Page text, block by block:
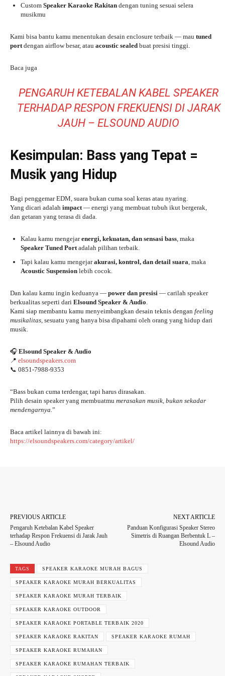
Custom Speaker Karaoke Rakitan dengan tuning sesuai selera
musikmu
Kami bisa bantu kamu menentukan desain enclosure terbaik — mau tuned
portdengan airflow besar, atau acoustic sealed buat presisi tinggi.
Baca juga
PENGARUH KETEBALAN KABEL SPEAKER
TERHADAP RESPON FREKUENSI DI JARAK
JAUH – ELSOUND AUDIO
Kesimpulan: Bass yang Tepat =
Musik yang Hidup
Bagi penggemar EDM, suara bukan cuma soal keras atau nyaring.
Yang dicari adalah impact— energi yang membuat tubuh ikut bergerak,
dan getaran yang terasa di dada.
Kalau kamu mengejarenergi, kekuatan, dan sensasi bass, maka
Speaker Tuned Portadalah pilihan terbaik.
Tapi kalau kamu mengejarakurasi, kontrol, dan detail suara, maka
Acoustic Suspension lebih cocok.
Dan kalau kamu ingin keduanya — power dan presisi — carilah speaker
berkualitas seperti dari Elsound Speaker & Audio.
Kami siap membantu kamu menyeimbangkan desain teknis dengan feeling
musikalitas, sesuatu yang hanya bisa dipahami oleh orang yang hidup dari
musik.
🎧 Elsound Speaker & Audio
📍 elsoundspeakers.com
📞 0851-7988-9353
“Bass bukan cuma terdengar, tapi harus dirasakan.
Pilih desain speaker yang membuatmu merasakan musik, bukan sekadar
mendengarnya.”
Baca artikel lainnya di bawah ini:
https://elsoundspeakers.com/category/artikel/
PREVIOUS ARTICLE
Pengaruh Ketebalan Kabel Speaker
terhadap Respon Frekuensi di Jarak Jauh
– Elsound Audio
NEXT ARTICLE
Panduan Konfigurasi Speaker Stereo
Simetris di Ruangan Berbentuk L –
Elsound Audio
TAGS SPEAKER KARAOKE MURAH BAGUS
SPEAKER KARAOKE MURAH BERKUALITAS
SPEAKER KARAOKE MURAH TERBAIK
SPEAKER KARAOKE OUTDOOR
SPEAKER KARAOKE PORTABLE TERBAIK 2020
SPEAKER KARAOKE RAKITAN SPEAKER KARAOKE RUMAH
SPEAKER KARAOKE RUMAHAN
SPEAKER KARAOKE RUMAHAN TERBAIK